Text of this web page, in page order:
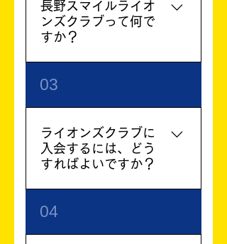
極的に取り組んでいます。
長野スマイルライオンズク
を行っています。
長野スマイルライオ
ンズクラブって何で
すか？
長野スマイルライオンズク
ラブは、国際的な奉仕団体
であるライオンズクラブの
１つで、長野市を中心に活
動しています。クラブ名の
「スマイル」には、地域の
います。会員一人ひとり
03
ライオンズクラブに
入会するには、どう
すればよいですか？
ライオンズクラブに入会す
るには、会員からの推薦と
理事会の承認が必要です。
04